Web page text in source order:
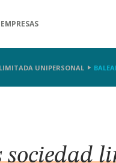
LIMITADA UNIPERSONAL